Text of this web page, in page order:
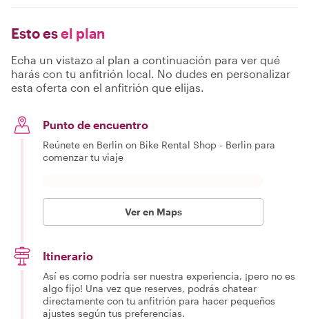
Esto esel plan
Echa un vistazo al plan a continuación para ver qué
harás con tu anfitrión local. No dudes en personalizar
esta oferta con el anfitrión que elijas.
Punto de encuentro
Reúnete en Berlin on Bike Rental Shop - Berlin para
comenzar tu viaje
Ver en Maps
Itinerario
Así es como podría ser nuestra experiencia, ¡pero no es
algo fijo! Una vez que reserves, podrás chatear
directamente con tu anfitrión para hacer pequeños
ajustes según tus preferencias.